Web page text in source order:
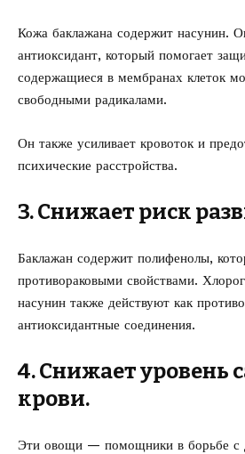
Кожа баклажана содержит
антиоксидант, который помогает
содержащиеся в мембранах клеток
свободными радикалами.
Он также усиливает кровоток и
психические расстройства.
3. Снижает риск
Баклажан содержит полифенолы,
противораковыми свойствами.
насунин также действуют как
антиоксидантные соединения.
4. Снижает уровень
крови.
Эти овощи — помощники в борьбе с